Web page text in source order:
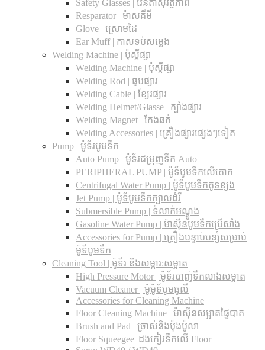
Safety Glasses | វេនតាសុវត្ថិភាព
Resparator | ម៉ាសគីមី
Glove | ស្រោមដៃ
Ear Muff | កាសទប់សម្លេង
Welding Machine | ប៉ុស្តិ៍ផ្សា
Welding Machine | ប៉ុស្តិ៍ផ្សា
Welding Rod | ធូបផ្សារ
Welding Cable | ខ្សែរផ្សារ
Welding Helmet/Glasse | ក្បាំងផ្សារ
Welding Magnet | កែងឆក់
Welding Accessories | គ្រឿងផ្សារផ្សេងៗទៀត
Pump | ម៉ូទ័របូមទឹក
Auto Pump | ម៉ូទ័រជម្រុញទឹក Auto
PERIPHERAL PUMP | ម៉ូទ័បូមទឹកលើគោក
Centrifugal Water Pump | ម៉ូទ័បូមទឹកគូទខ្យង
Jet Pump | ម៉ូទ័បូមទឹកក្បាលដំរី
Submersible Pump | ទំលាក់អណ្តូង
Gasoline Water Pump | ម៉ាស៊ីនបូមទឹកប្រើសាំង
Accessories for Pump | គ្រឿងបន្ទាប់បន្សំសម្រាប់
ម៉ូទ័បូមទឹក
Cleaning Tool | ម៉ូទ័រ និងសម្ភារ:សម្អាត
High Pressure Motor | ម៉ូទ័របាញ់ទឹកលាងសម្អាត
Vacuum Cleaner | ម៉ូម៉ូទ័បូមធូលី
Accessories for Cleaning Machine
Floor Cleaning Machine | ម៉ាស៊ីនសម្អាតផ្ទៃបាត
Brush and Pad | ច្រាស់និងប៉ុងប៉ូលា
Floor Squeegee| ដងកៀរទឺកលើ Floor